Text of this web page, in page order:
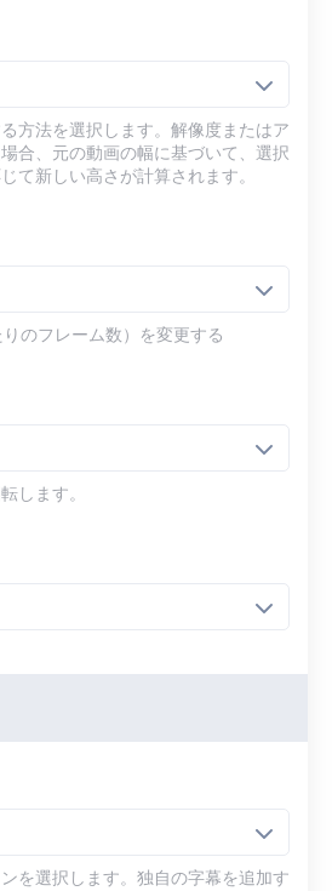
方法を選択します。解像度またはア
合、元の動画の幅に基づいて、選択
て新しい高さが計算されます。
りのフレーム数）を変更する
します。
を選択します。独自の字幕を追加す